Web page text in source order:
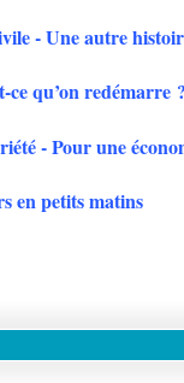
- Une autre
ce qu’on redémarre ?
- Pour une
en petits matins